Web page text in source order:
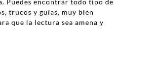
trucos y guías, muy bien
que la lectura sea amena y